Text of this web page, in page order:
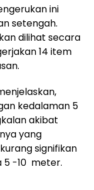
ini
setengah.
dilihat secara
14 item
kedalaman 5
akibat
yang
signifikan
5 -10 meter.